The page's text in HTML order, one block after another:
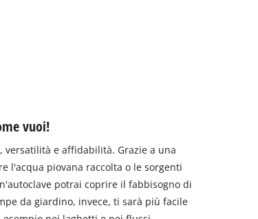
vuoi!
versatilità e affidabilità. Grazie a una
l'acqua piovana raccolta o le sorgenti
potrai coprire il fabbisogno di
da giardino, invece, ti sarà più facile